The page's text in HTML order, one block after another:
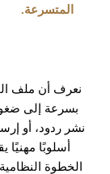
المتسرعة.
نعرف أن ملف
بسرعة إلى
نشر ردود، أو
أسلوبًا مهنيًا
الخطوة